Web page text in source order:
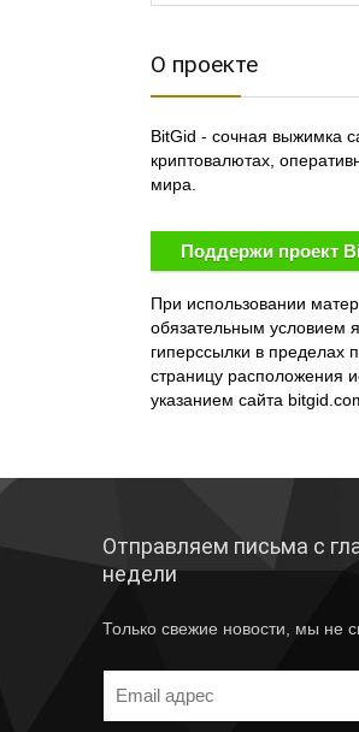
О проекте
BitGid - сочная выжимка
криптовалютах,
мира.
Поддержи проект
При использовании
обязательным условием
гиперссылки в пределах
страницу расположения
указанием сайта
Отправляем письма с
недели
Только свежие новости, мы не